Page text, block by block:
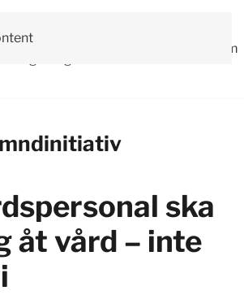
våra
Valprogram
ska
åt vård – inte